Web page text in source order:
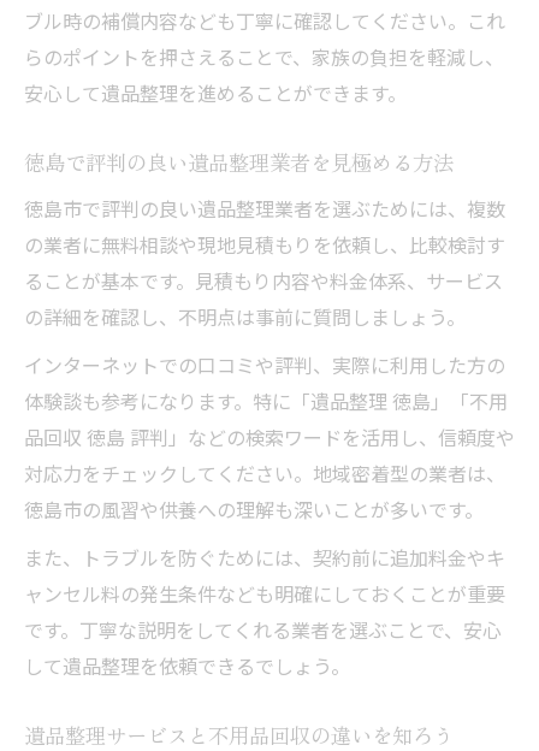
ブル時の補償内容なども丁寧に確認してください。これ
らのポイントを押さえることで、家族の負担を軽減し、
安心して遺品整理を進めることができます。
徳島で評判の良い遺品整理業者を見極める方法
徳島市で評判の良い遺品整理業者を選ぶためには、複数
の業者に無料相談や現地見積もりを依頼し、比較検討す
ることが基本です。見積もり内容や料金体系、サービス
の詳細を確認し、不明点は事前に質問しましょう。
インターネットでの口コミや評判、実際に利用した方の
体験談も参考になります。特に「遺品整理 徳島」「不用
品回収 徳島 評判」などの検索ワードを活用し、信頼度や
対応力をチェックしてください。地域密着型の業者は、
徳島市の風習や供養への理解も深いことが多いです。
また、トラブルを防ぐためには、契約前に追加料金やキ
ャンセル料の発生条件なども明確にしておくことが重要
です。丁寧な説明をしてくれる業者を選ぶことで、安心
して遺品整理を依頼できるでしょう。
遺品整理サービスと不用品回収の違いを知ろう